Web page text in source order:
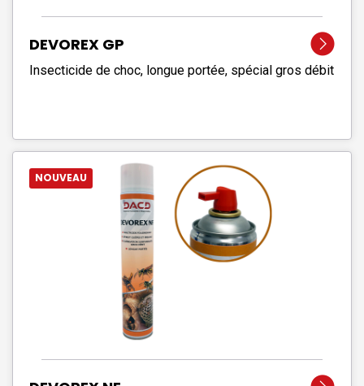
DEVOREX GP
Insecticide de choc, longue portée, spécial gros débit
NOUVEAU